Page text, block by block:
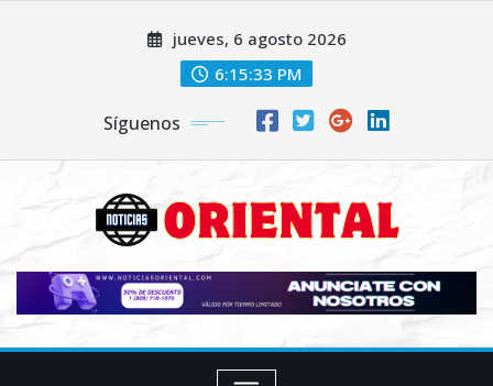
jueves, 6 agosto 2026
6:15:34 PM
Síguenos